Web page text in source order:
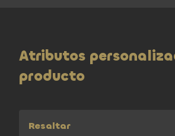
Atributos
producto
Resaltar